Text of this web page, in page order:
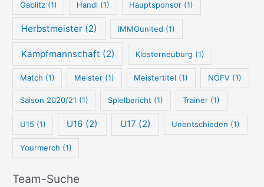
Gablitz(1) Handl (1) Hauptsponsor (1)
Herbstmeister(2) IMMOunited (1)
Kampfmannschaft (2) Klosterneuburg (1)
Match (1) Meister (1) Meistertitel (1) NÖFV(1)
Saison 2020/21 (1) Spielbericht (1) Trainer (1)
U15 (1) U16 (2) U17 (2) Unentschieden (1)
Yourmerch (1)
Team-Suche